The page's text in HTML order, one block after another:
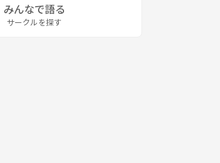
みんなで語る
サークルを探す